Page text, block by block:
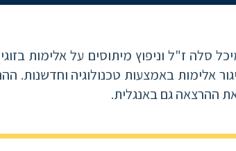
סלה ז"ל וניפוץ מיתוסים על אלימות
אלימות באמצעות טכנולוגיה
את ההרצאה גם באנגלית.